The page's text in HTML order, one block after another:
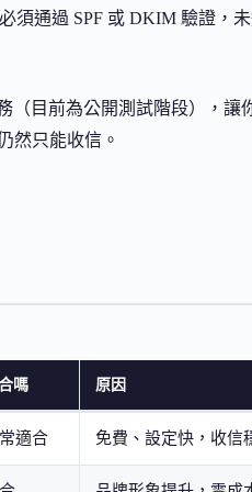
須通過 SPF 或 DKIM 驗證，
（目前為公開測試階段），
然只能收信。
嗎 原因
適合 免費、設定快，收信